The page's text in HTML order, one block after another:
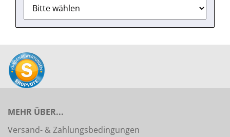
MEHR ÜBER...
Versand- & Zahlungsbedingungen